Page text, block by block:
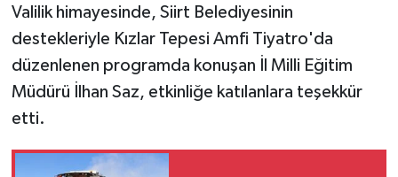
Valilik himayesinde, Siirt Belediyesinin
destekleriyle Kızlar Tepesi Amfi Tiyatro'da
düzenlenen programda konuşan İl Milli Eğitim
Müdürü İlhan Saz, etkinliğe katılanlara teşekkür
etti.